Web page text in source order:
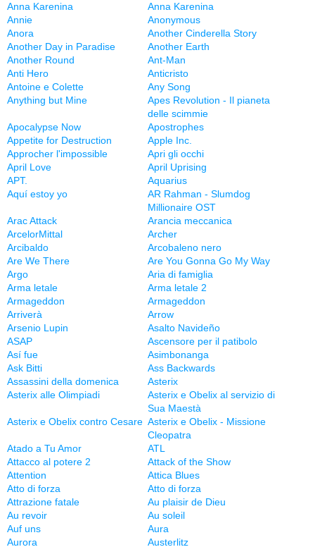
Anna Karenina
Anna Karenina
Annie
Anonymous
Anora
Another Cinderella Story
Another Day in Paradise
Another Earth
Another Round
Ant-Man
Anti Hero
Anticristo
Antoine e Colette
Any Song
Anything but Mine
Apes Revolution - Il pianeta
delle scimmie
Apocalypse Now
Apostrophes
Appetite for Destruction
Apple Inc.
Approcher l'impossible
Apri gli occhi
April Love
April Uprising
APT.
Aquarius
Aquí estoy yo
AR Rahman - Slumdog
Millionaire OST
Arac Attack
Arancia meccanica
ArcelorMittal
Archer
Arcibaldo
Arcobaleno nero
Are We There
Are You Gonna Go My Way
Argo
Aria di famiglia
Arma letale
Arma letale 2
Armageddon
Armageddon
Arriverà
Arrow
Arsenio Lupin
Asalto Navideño
ASAP
Ascensore per il patibolo
Así fue
Asimbonanga
Ask Bitti
Ass Backwards
Assassini della domenica
Asterix
Asterix alle Olimpiadi
Asterix e Obelix al servizio di
Sua Maestà
Asterix e Obelix contro Cesare Asterix e Obelix - Missione
Cleopatra
Atado a Tu Amor
ATL
Attacco al potere 2
Attack of the Show
Attention
Attica Blues
Atto di forza
Atto di forza
Attrazione fatale
Au plaisir de Dieu
Au revoir
Au soleil
Auf uns
Aura
Aurora
Austerlitz